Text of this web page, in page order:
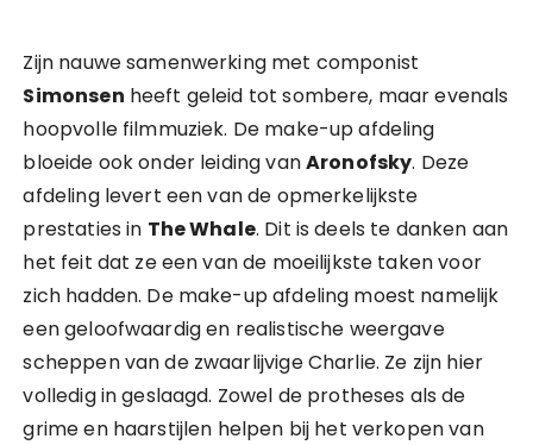
Zijn nauwe samenwerking met componist
Simonsen heeft geleid tot sombere, maar evenals
hoopvolle filmmuziek. De make-up afdeling
bloeide ook onder leiding vanAronofsky. Deze
afdeling levert een van de opmerkelijkste
prestaties in The Whale. Dit is deels te danken aan
het feit dat ze een van de moeilijkste taken voor
zich hadden. De make-up afdeling moest namelijk
een geloofwaardig en realistische weergave
scheppen van de zwaarlijvige Charlie. Ze zijn hier
volledig in geslaagd. Zowel de protheses als de
grime en haarstijlen helpen bij het verkopen van